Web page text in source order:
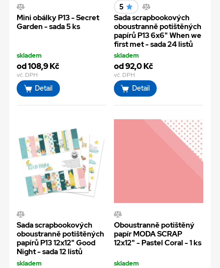
Mini obálky P13 - Secret
Garden - sada 5 ks
skladem
od 108,9 Kč
vč. DPH
Detail
5
Sada scrapbookových
oboustranně potištěných
papírů P13 6x6" When we
first met - sada 24 listů
skladem
od 92,0 Kč
vč. DPH
Detail
Sada scrapbookových
oboustranně potištěných
papírů P13 12x12" Good
Night - sada 12 listů
skladem
Oboustranně potištěný
papír MODA SCRAP
12x12" - Pastel Coral - 1 ks
skladem